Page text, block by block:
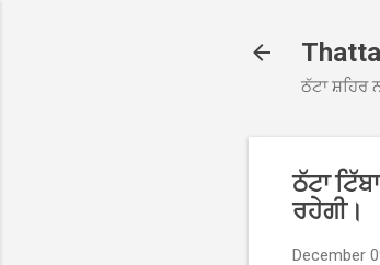
ਠੱਟਾ ਸ਼ਹਿਰ
ਠੱਟਾ
ਰਹੇਗੀ।
December